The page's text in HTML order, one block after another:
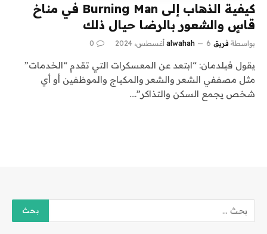
كيفية الذهاب إلى Burning Man في مناخ
قاسٍ والشعور بالرضا حيال ذلك
بواسطة فريق alwahah 6 أغسطس، 2024 0
يقول فيلدمان: “ابتعد عن المعسكرات التي تقدم “الخدمات”
مثل مصففي الشعر والشعر والمكياج والموظفين أو أي
شخص يجمع السكن والتذاكر”.…